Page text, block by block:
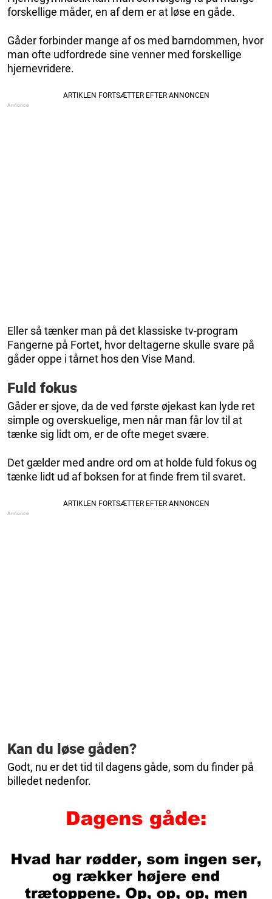
forskellige måder, en af dem er at løse en gåde.
Gåder forbinder mange af os med barndommen, hvor
man ofte udfordrede sine venner med forskellige
hjernevridere.
Eller så tænker man på det klassiske tv-program
Fangerne på Fortet, hvor deltagerne skulle svare på
gåder oppe i tårnet hos den Vise Mand.
Fuld fokus
Gåder er sjove, da de ved første øjekast kan lyde ret
simple og overskuelige, men når man får lov til at
tænke sig lidt om, er de ofte meget svære.
Det gælder med andre ord om at holde fuld fokus og
tænke lidt ud af boksen for at finde frem til svaret.
Kan du løse gåden?
Godt, nu er det tid til dagens gåde, som du finder på
billedet nedenfor.